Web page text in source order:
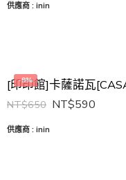
供應商 : inin
-9%
NT$650 NT$590
供應商 : inin